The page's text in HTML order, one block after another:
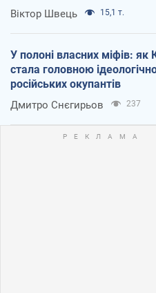
Віктор Швець 15,1 т.
У полоні власних міфів: як
стала головною
російських окупантів
Дмитро Снєгирьов 237